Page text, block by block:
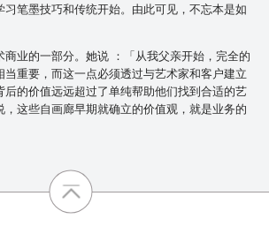
习笔墨技巧和传统开始。由此可见，不忘本是如
商业的一部分。她说 ：「从我父亲开始，完全的
当重要，而这一点必须透过与艺术家和客户建立
后的价值远远超过了单纯帮助他们找到合适的艺
，这些自画廊早期就确立的价值观，就是业务的